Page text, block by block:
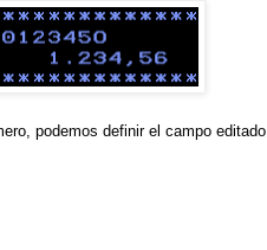
podemos definir el campo editado